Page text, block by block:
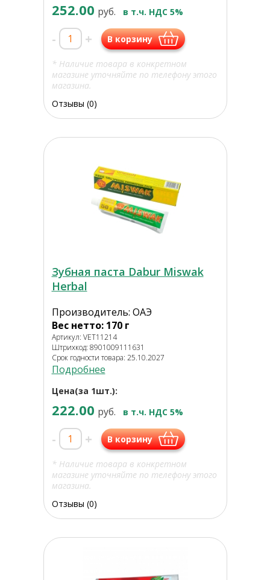
252.00 руб. в т.ч. НДС 5%
- + В корзину
* Наличие товара в конкретном
магазине уточняйте по телефону этого
магазина.
Отзывы (0)
Зубная паста Dabur Miswak
Herbal
Производитель: ОАЭ
Вес нетто: 170 г
Артикул: VET11214
Штрихкод: 8901009111631
Срок годности товара: 25.10.2027
Подробнее
Цена(за 1шт.):
222.00 руб. в т.ч. НДС 5%
- + В корзину
* Наличие товара в конкретном
магазине уточняйте по телефону этого
магазина.
Отзывы (0)